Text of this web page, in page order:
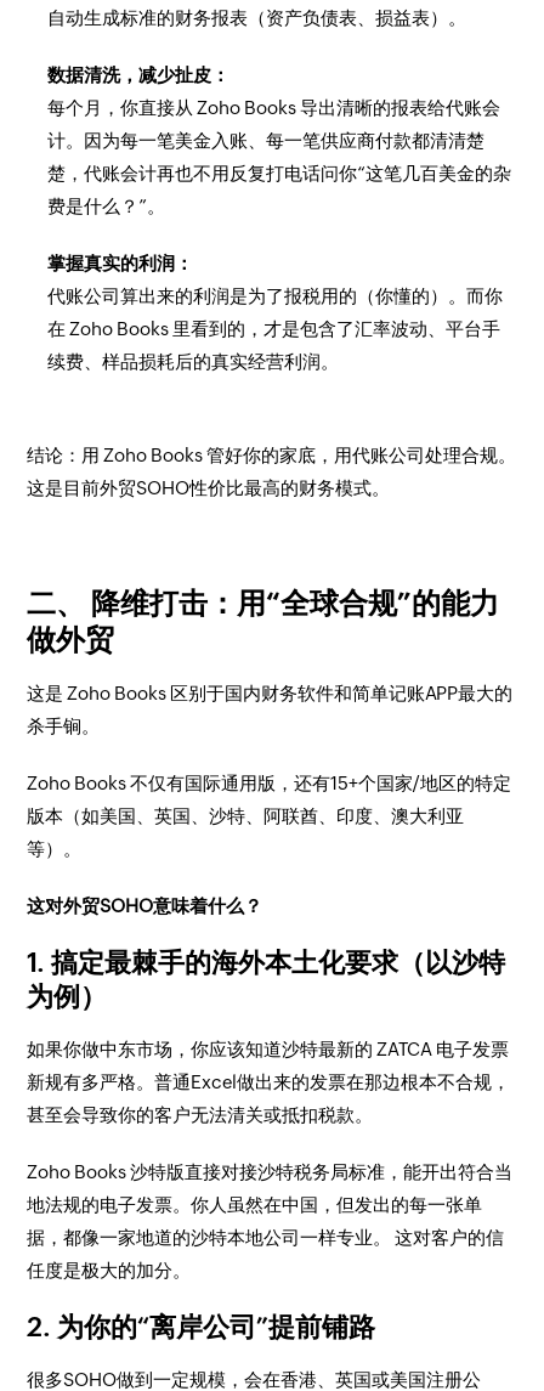
自动生成标准的财务报表（资产负债表、损益表）。
数据清洗，减少扯皮：
每个月，你直接从 Zoho Books 导出清晰的报表给代账会
计。因为每一笔美金入账、每一笔供应商付款都清清楚
楚，代账会计再也不用反复打电话问你“这笔几百美金的杂
费是什么？”。
掌握真实的利润：
代账公司算出来的利润是为了报税用的（你懂的）。而你
在 Zoho Books 里看到的，才是包含了汇率波动、平台手
续费、样品损耗后的真实经营利润。
结论：用 Zoho Books 管好你的家底，用代账公司处理合规。
这是目前外贸SOHO性价比最高的财务模式。
二、 降维打击：用“全球合规”的能力
做外贸
这是 Zoho Books 区别于国内财务软件和简单记账APP最大的
杀手锏。
Zoho Books 不仅有国际通用版，还有15+个国家/地区的特定
版本（如美国、英国、沙特、阿联酋、印度、澳大利亚
等）。
这对外贸SOHO意味着什么？
1. 搞定最棘手的海外本土化要求（以沙特
为例）
如果你做中东市场，你应该知道沙特最新的 ZATCA 电子发票
新规有多严格。普通Excel做出来的发票在那边根本不合规，
甚至会导致你的客户无法清关或抵扣税款。
Zoho Books 沙特版直接对接沙特税务局标准，能开出符合当
地法规的电子发票。你人虽然在中国，但发出的每一张单
据，都像一家地道的沙特本地公司一样专业。 这对客户的信
任度是极大的加分。
2. 为你的“离岸公司”提前铺路
很多SOHO做到一定规模，会在香港、英国或美国注册公